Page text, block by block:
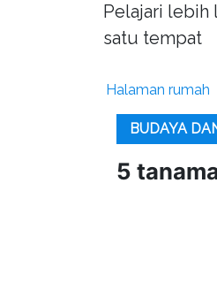
Pelajari lebih
satu tempat
Halaman rumah
BUDAYA
5